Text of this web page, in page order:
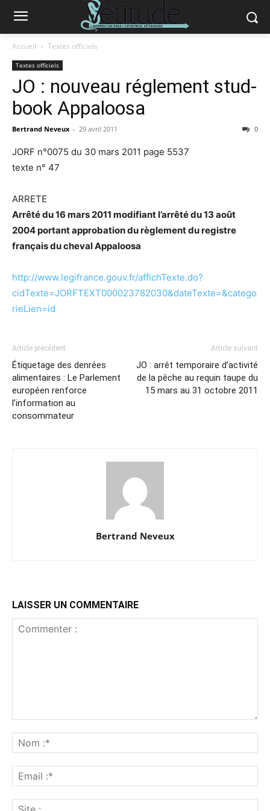
Accueil Textes officiels
Textes officiels
JO : nouveau réglement stud-
book Appaloosa
Bertrand Neveux - 29 avril 2011 0
JORF n°0075 du 30 mars 2011 page 5537
texte n° 47
ARRETE
Arrêté du 16 mars 2011 modifiant l’arrêté du 13 août
2004 portant approbation du règlement du registre
français du cheval Appaloosa
http://www.legifrance.gouv.fr/affichTexte.do?
cidTexte=JORFTEXT000023782030&dateTexte=&catego
rieLien=id
Article précédent
Étiquetage des denrées
alimentaires : Le Parlement
européen renforce
l’information au
consommateur
Article suivant
JO : arrêt temporaire d’activité
de la pêche au requin taupe du
15 mars au 31 octobre 2011
Bertrand Neveux
LAISSER UN COMMENTAIRE